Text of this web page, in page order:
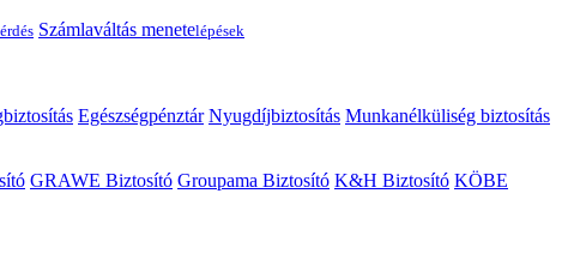
Számlaváltás menetelépések
Egészségpénztár Nyugdíjbiztosítás Munkanélküliség biztosítás
GRAWE Biztosító Groupama Biztosító K&H Biztosító KÖBE